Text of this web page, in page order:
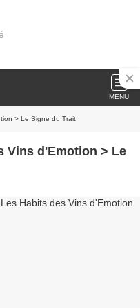
MENU
> Le Signe du Trait
Vins d'Emotion > Le